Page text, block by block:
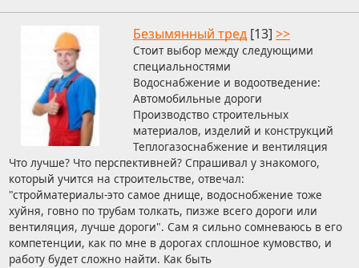
Безымянный тред [13] >>
Стоит выбор между следующими
специальностями
Водоснабжение и водоотведение:
Автомобильные дороги
Производство строительных
материалов, изделий и конструкций
Теплогазоснабжение и вентиляция
Что лучше? Что перспективней? Спрашивал у знакомого,
который учится на строительстве, отвечал:
"стройматериалы-это самое днище, водоснобжение тоже
хуйня, говно по трубам толкать, пизже всего дороги или
вентиляция, лучше дороги". Сам я сильно сомневаюсь в его
компетенции, как по мне в дорогах сплошное кумовство, и
работу будет сложно найти. Как быть